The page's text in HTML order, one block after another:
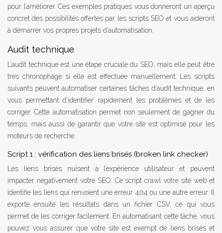
pour l’améliorer. Ces exemples pratiques vous donneront un aperçu
concret des possibilités offertes par les scripts SEO et vous aideront
à démarrer vos propres projets d’automatisation.
Audit technique
L’audit technique est une étape cruciale du SEO, mais elle peut être
très chronophage si elle est effectuée manuellement. Les scripts
suivants peuvent automatiser certaines tâches d’audit technique, en
vous permettant d’identifier rapidement les problèmes et de les
corriger. Cette automatisation permet non seulement de gagner du
temps, mais aussi de garantir que votre site est optimisé pour les
moteurs de recherche.
Script 1 : vérification des liens brisés (broken link checker)
Les liens brisés nuisent à l’expérience utilisateur et peuvent
impacter négativement votre SEO. Ce script crawl votre site web et
identifie les liens qui renvoient une erreur 404 ou une autre erreur. Il
exporte ensuite les résultats dans un fichier CSV, ce qui vous
permet de les corriger facilement. En automatisant cette tâche, vous
pouvez vous assurer que votre site est exempt de liens brisés et